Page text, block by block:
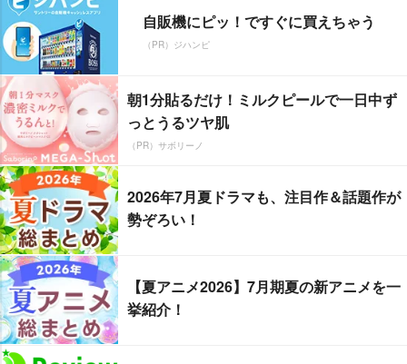
自販機にピッ！ですぐに買えちゃう
（PR）ジハンピ
朝1分貼るだけ！ミルクピールで一日中ず
っとうるツヤ肌
（PR）サボリーノ
2026年7月夏ドラマも、注目作＆話題作が
勢ぞろい！
【夏アニメ2026】7月期夏の新アニメを一
挙紹介！